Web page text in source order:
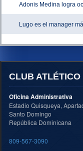
Adonis Medina logra
Lugo es el manager
CLUB ATLÉTICO
Oficina Administrativa
Estadio Quisqueya,
Santo Domingo
República Dominicana
809-567-3090